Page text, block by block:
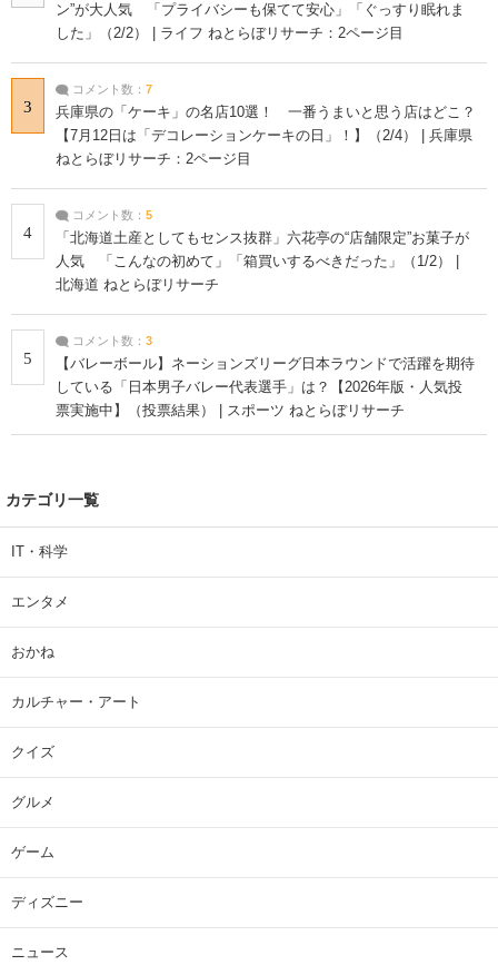
ン”が大人気 「プライバシーも保てて安心」「ぐっすり眠れま
した」（2/2） | ライフ ねとらぼリサーチ：2ページ目
3
コメント数： 7
兵庫県の「ケーキ」の名店10選！ 一番うまいと思う店はどこ？
【7月12日は「デコレーションケーキの日」！】（2/4） | 兵庫県
ねとらぼリサーチ：2ページ目
4
コメント数： 5
「北海道土産としてもセンス抜群」六花亭の“店舗限定”お菓子が
人気 「こんなの初めて」「箱買いするべきだった」（1/2） |
北海道 ねとらぼリサーチ
5
コメント数： 3
【バレーボール】ネーションズリーグ日本ラウンドで活躍を期待
している「日本男子バレー代表選手」は？【2026年版・人気投
票実施中】（投票結果） | スポーツ ねとらぼリサーチ
カテゴリ一覧
IT・科学
エンタメ
おかね
カルチャー・アート
クイズ
グルメ
ゲーム
ディズニー
ニュース